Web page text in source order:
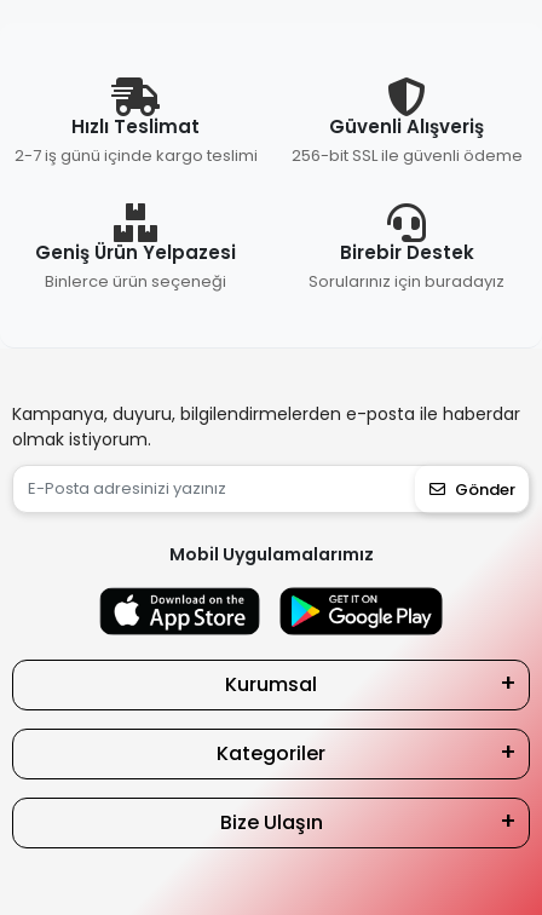
Hızlı Teslimat
2-7 iş günü içinde kargo teslimi
Güvenli Alışveriş
256-bit SSL ile güvenli ödeme
Geniş Ürün Yelpazesi
Binlerce ürün seçeneği
Birebir Destek
Sorularınız için buradayız
Kampanya, duyuru, bilgilendirmelerden e-posta ile haberdar
olmak istiyorum.
Gönder
Mobil Uygulamalarımız
Kurumsal
Kategoriler
Bize Ulaşın